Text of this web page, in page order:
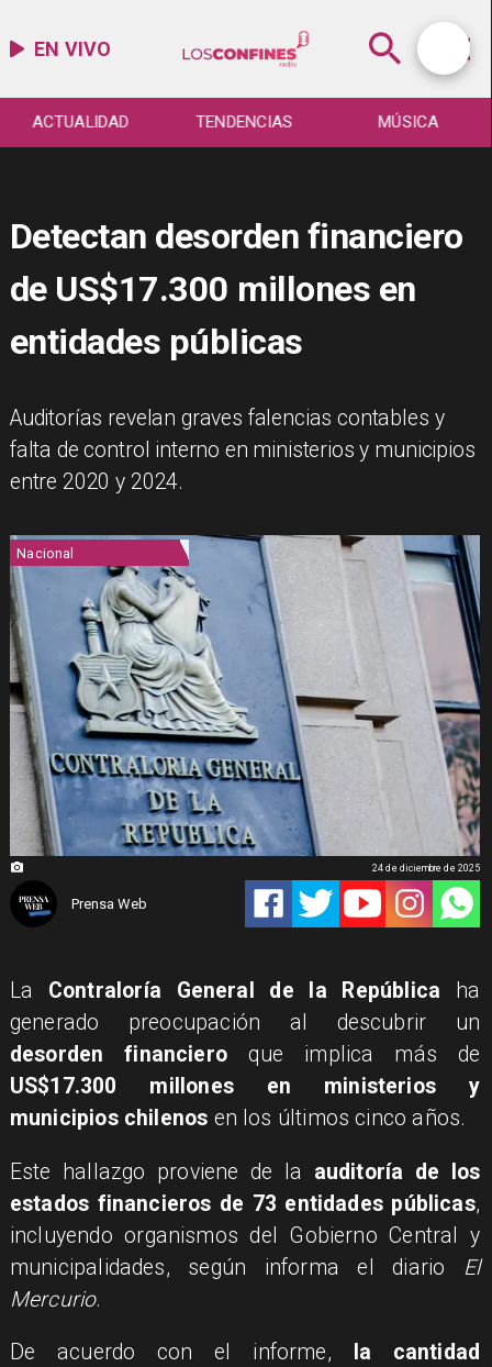
EN VIVO
ACTUALIDAD TENDENCIAS MÚSICA
Detectan desorden financiero
de US$17.300 millones en
entidades públicas
Auditorías revelan graves falencias contables y
falta de control interno en ministerios y municipios
entre 2020 y 2024.
Nacional
Prensa Web
24 de diciembre de 2025
La Contraloría General de la República ha
generado preocupación al descubrir un
desorden financiero que implica más de
US$17.300 millones en ministerios y
municipios chilenos en los últimos cinco años.
Este hallazgo proviene de la auditoría de los
estados financieros de 73 entidades públicas,
incluyendo organismos del Gobierno Central y
municipalidades, según informa el diario El
Mercurio.
De acuerdo con el informe,
la cantidad